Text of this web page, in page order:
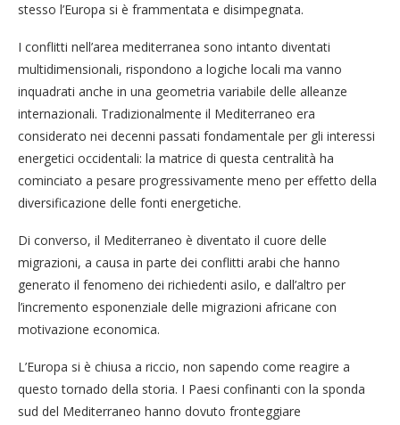
stesso l’Europa si è frammentata e disimpegnata.
I conflitti nell’area mediterranea sono intanto diventati
multidimensionali, rispondono a logiche locali ma vanno
inquadrati anche in una geometria variabile delle alleanze
internazionali. Tradizionalmente il Mediterraneo era
considerato nei decenni passati fondamentale per gli interessi
energetici occidentali: la matrice di questa centralità ha
cominciato a pesare progressivamente meno per effetto della
diversificazione delle fonti energetiche.
Di converso, il Mediterraneo è diventato il cuore delle
migrazioni, a causa in parte dei conflitti arabi che hanno
generato il fenomeno dei richiedenti asilo, e dall’altro per
l’incremento esponenziale delle migrazioni africane con
motivazione economica.
L’Europa si è chiusa a riccio, non sapendo come reagire a
questo tornado della storia. I Paesi confinanti con la sponda
sud del Mediterraneo hanno dovuto fronteggiare